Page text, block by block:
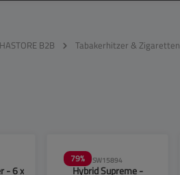
B2B Tabakerhitzer & Zigaretten
- 6 x
79% SW15894
Hybrid Supreme -